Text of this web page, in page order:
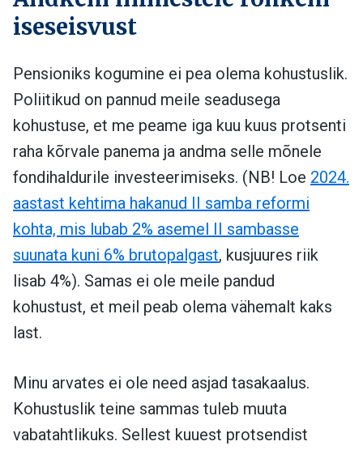
iseseisvust
Pensioniks kogumine ei pea olema kohustuslik.
Poliitikud on pannud meile seadusega
kohustuse, et me peame iga kuu kuus protsenti
raha kõrvale panema ja andma selle mõnele
fondihaldurile investeerimiseks. (NB! Loe 2024.
aastast kehtima hakanud II samba reformi
kohta, mis lubab 2% asemel II sambasse
suunata kuni 6% brutopalgast, kusjuures riik
lisab 4%). Samas ei ole meile pandud
kohustust, et meil peab olema vähemalt kaks
last.
Minu arvates ei ole need asjad tasakaalus.
Kohustuslik teine sammas tuleb muuta
vabatahtlikuks. Sellest kuuest protsendist